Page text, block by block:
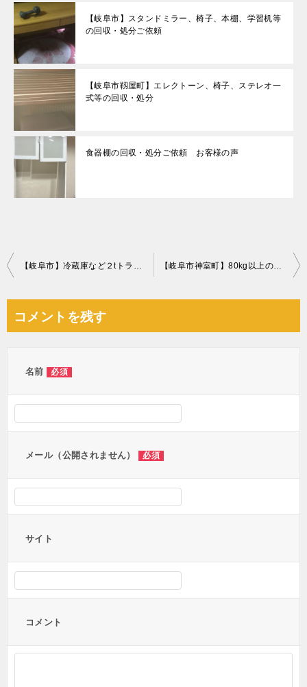
【岐阜市】スタンドミラー、椅子、本棚、学習机等
の回収・処分ご依頼
【岐阜市靱屋町】エレクトーン、椅子、ステレオ一
式等の回収・処分
食器棚の回収・処分ご依頼 お客様の声
投
ビ
【岐阜市】冷蔵庫など２tトラック1台程度の不用品回収☆不用品を一気に処分することができ、とても満足していただきました！ 【岐阜市神室町】80kg以上の大型エレクトーンの回収ご依頼☆臨機応変で丁寧な対応にお喜び頂けました。
コメントを残す
名前 必須
メール（公開されません） 必須
サイト
コメント